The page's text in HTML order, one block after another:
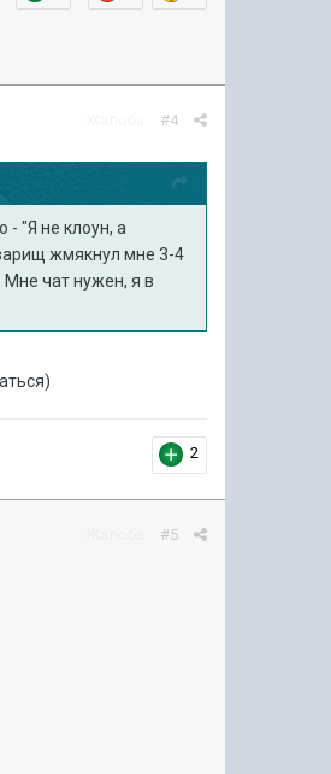
#4
"Я не клоун, а
жмякнул мне 3-4
Мне чат нужен, я в
2
#5